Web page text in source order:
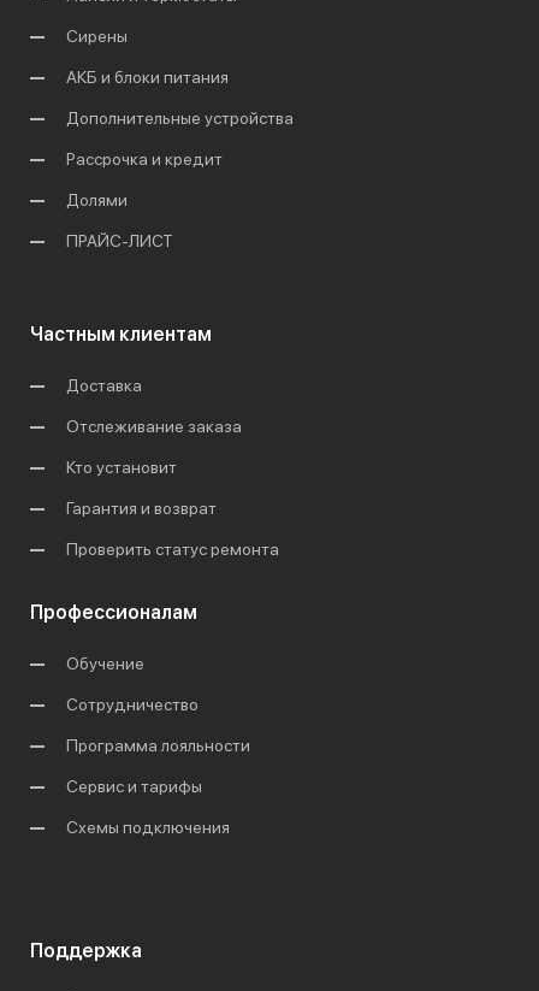
Сирены
АКБ и блоки питания
Дополнительные устройства
Рассрочка и кредит
Долями
ПРАЙС-ЛИСТ
Частным клиентам
Доставка
Отслеживание заказа
Кто установит
Гарантия и возврат
Проверить статус ремонта
Профессионалам
Обучение
Сотрудничество
Программа лояльности
Сервис и тарифы
Схемы подключения
Поддержка